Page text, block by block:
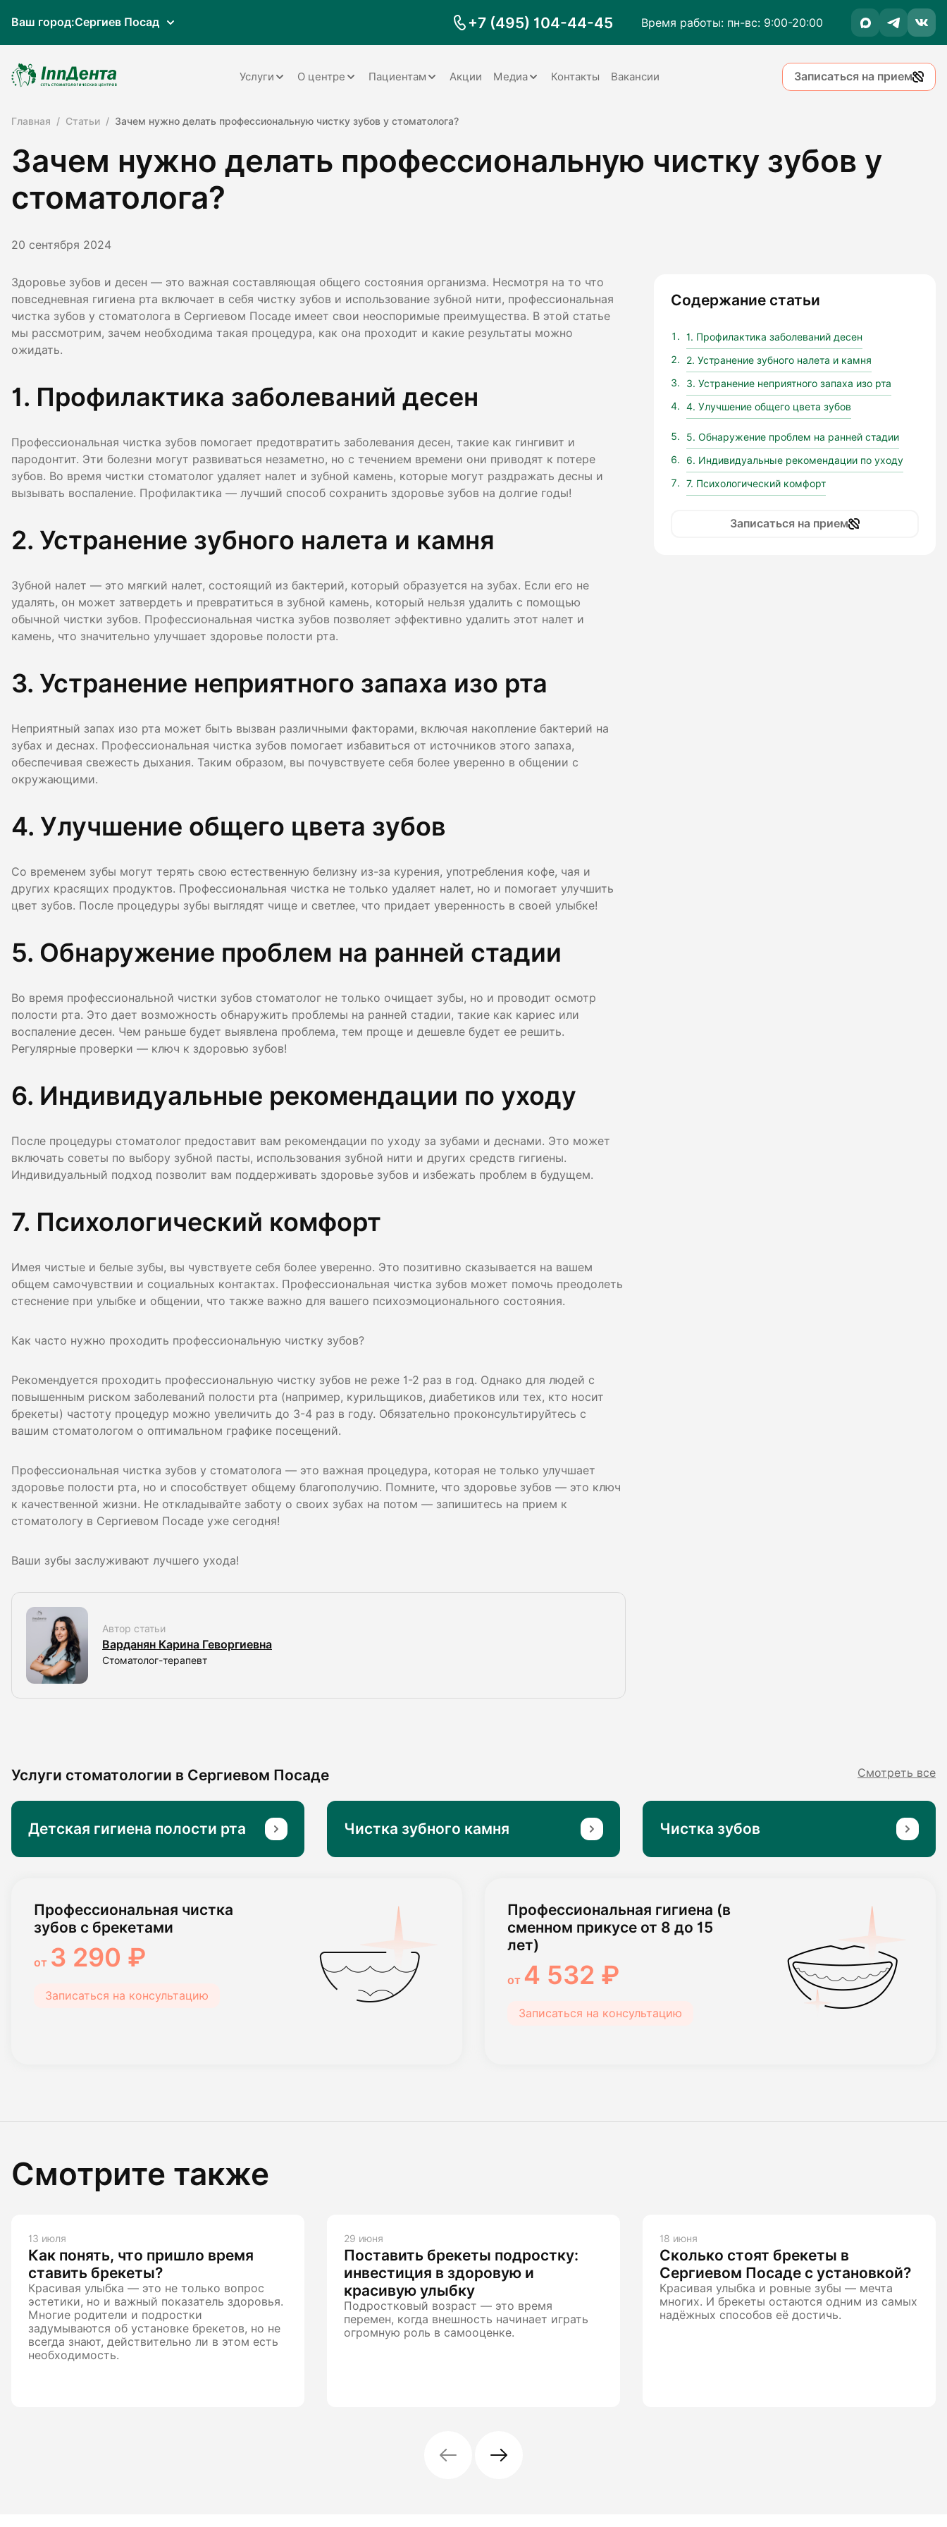
Ваш город:Сергиев Посад +7 (495) 104-44-45 Время работы: пн-вс: 9:00-20:00
Услуги
Терапия
Ортопедия
Детская стоматология
Гигиена полости рта
Диагностика
О центре
Документы
Наши специалисты
Наше оборудование
Пациентам
Заболевания
Запрос справки на налоговый
вычет
Акции Медиа Контакты Вакансии Записаться на прием
Главная Статьи Зачем нужно делать профессиональную чистку зубов у стоматолога?
Зачем нужно делать профессиональную чистку зубов у
стоматолога?
20 сентября 2024
Содержание статьи
1. Профилактика заболеваний десен
2. Устранение зубного налета и камня
3. Устранение неприятного запаха изо рта
4. Улучшение общего цвета зубов
5. Обнаружение проблем на ранней стадии
6. Индивидуальные рекомендации по уходу
7. Психологический комфорт
Записаться на прием
Здоровье зубов и десен — это важная составляющая общего состояния организма. Несмотря на то что
повседневная гигиена рта включает в себя чистку зубов и использование зубной нити, профессиональная
чистка зубов у стоматолога в Сергиевом Посаде имеет свои неоспоримые преимущества. В этой статье
мы рассмотрим, зачем необходима такая процедура, как она проходит и какие результаты можно
ожидать.
1. Профилактика заболеваний десен
Профессиональная чистка зубов помогает предотвратить заболевания десен, такие как гингивит и
пародонтит. Эти болезни могут развиваться незаметно, но с течением времени они приводят к потере
зубов. Во время чистки стоматолог удаляет налет и зубной камень, которые могут раздражать десны и
вызывать воспаление. Профилактика — лучший способ сохранить здоровье зубов на долгие годы!
2. Устранение зубного налета и камня
Зубной налет — это мягкий налет, состоящий из бактерий, который образуется на зубах. Если его не
удалять, он может затвердеть и превратиться в зубной камень, который нельзя удалить с помощью
обычной чистки зубов. Профессиональная чистка зубов позволяет эффективно удалить этот налет и
камень, что значительно улучшает здоровье полости рта.
3. Устранение неприятного запаха изо рта
Неприятный запах изо рта может быть вызван различными факторами, включая накопление бактерий на
зубах и деснах. Профессиональная чистка зубов помогает избавиться от источников этого запаха,
обеспечивая свежесть дыхания. Таким образом, вы почувствуете себя более уверенно в общении с
окружающими.
4. Улучшение общего цвета зубов
Со временем зубы могут терять свою естественную белизну из-за курения, употребления кофе, чая и
других красящих продуктов. Профессиональная чистка не только удаляет налет, но и помогает улучшить
цвет зубов. После процедуры зубы выглядят чище и светлее, что придает уверенность в своей улыбке!
5. Обнаружение проблем на ранней стадии
Во время профессиональной чистки зубов стоматолог не только очищает зубы, но и проводит осмотр
полости рта. Это дает возможность обнаружить проблемы на ранней стадии, такие как кариес или
воспаление десен. Чем раньше будет выявлена проблема, тем проще и дешевле будет ее решить.
Регулярные проверки — ключ к здоровью зубов!
6. Индивидуальные рекомендации по уходу
После процедуры стоматолог предоставит вам рекомендации по уходу за зубами и деснами. Это может
включать советы по выбору зубной пасты, использования зубной нити и других средств гигиены.
Индивидуальный подход позволит вам поддерживать здоровье зубов и избежать проблем в будущем.
7. Психологический комфорт
Имея чистые и белые зубы, вы чувствуете себя более уверенно. Это позитивно сказывается на вашем
общем самочувствии и социальных контактах. Профессиональная чистка зубов может помочь преодолеть
стеснение при улыбке и общении, что также важно для вашего психоэмоционального состояния.
Как часто нужно проходить профессиональную чистку зубов?
Рекомендуется проходить профессиональную чистку зубов не реже 1-2 раз в год. Однако для людей с
повышенным риском заболеваний полости рта (например, курильщиков, диабетиков или тех, кто носит
брекеты) частоту процедур можно увеличить до 3-4 раз в году. Обязательно проконсультируйтесь с
вашим стоматологом о оптимальном графике посещений.
Профессиональная чистка зубов у стоматолога — это важная процедура, которая не только улучшает
здоровье полости рта, но и способствует общему благополучию. Помните, что здоровье зубов — это ключ
к качественной жизни. Не откладывайте заботу о своих зубах на потом — запишитесь на прием к
стоматологу в Сергиевом Посаде уже сегодня!
Ваши зубы заслуживают лучшего ухода!
Автор статьи
Варданян Карина Геворгиевна
Стоматолог-терапевт
Услуги стоматологии в Сергиевом Посаде Смотреть все
Детская гигиена полости рта Чистка зубного камня Чистка зубов
Профессиональная чистка
зубов с брекетами
от 3 290 ₽
Записаться на консультацию
Профессиональная гигиена (в
сменном прикусе от 8 до 15
лет)
от 4 532 ₽
Записаться на консультацию
Смотрите также
13 июля
Как понять, что пришло время
ставить брекеты?
Красивая улыбка — это не только вопрос
эстетики, но и важный показатель здоровья.
Многие родители и подростки
задумываются об установке брекетов, но не
всегда знают, действительно ли в этом есть
необходимость.
29 июня
Поставить брекеты подростку:
инвестиция в здоровую и
красивую улыбку
Подростковый возраст — это время
перемен, когда внешность начинает играть
огромную роль в самооценке.
18 июня
Сколько стоят брекеты в
Сергиевом Посаде с установкой?
Красивая улыбка и ровные зубы — мечта
многих. И брекеты остаются одним из самых
надёжных способов её достичь.